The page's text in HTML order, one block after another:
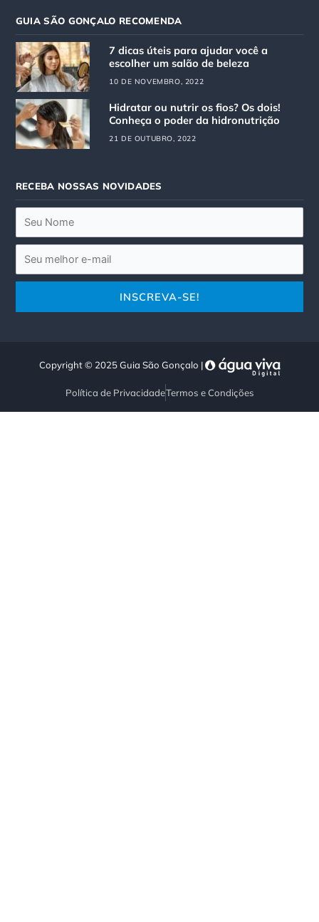
t
a
g
r
a
m
e
b
o
o
k
GUIA SÃO GONÇALO RECOMENDA
7 dicas úteis para ajudar você a
escolher um salão de beleza
10 DE NOVEMBRO, 2022
Hidratar ou nutrir os fios? Os dois!
Conheça o poder da hidronutrição
21 DE OUTUBRO, 2022
RECEBA NOSSAS NOVIDADES
Copyright © 2025 Guia São Gonçalo |
Política de PrivacidadeTermos e Condições